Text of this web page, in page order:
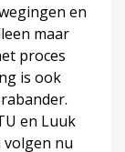
en
maar
proces
is ook
en Luuk
volgen nu